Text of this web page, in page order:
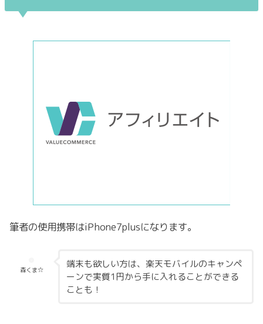
筆者の使用携帯はiPhone7plusになります。
森くま☆
端末も欲しい方は、楽天モバイルのキャンペ
ーンで実質1円から手に入れることができる
ことも！